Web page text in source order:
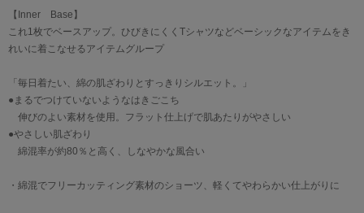
【Inner Base】
これ1枚でベースアップ。ひびきにくくTシャツなどベーシックなアイテムをき
れいに着こなせるアイテムグループ
「毎日着たい、綿の肌ざわりとすっきりシルエット。」
●まるでつけていないようなはきごこち
伸びのよい素材を使用。フラット仕上げで肌あたりがやさしい
●やさしい肌ざわり
綿混率が約80％と高く、しなやかな風合い
・綿混でフリーカッティング素材のショーツ、軽くてやわらかい仕上がりに